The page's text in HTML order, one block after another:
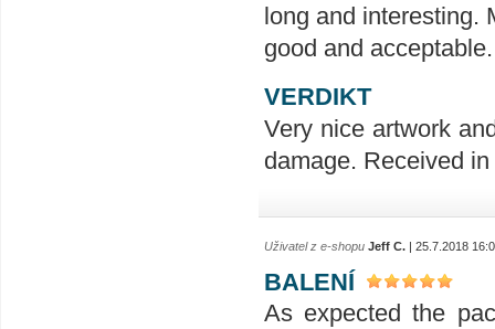
long and interesting.
good and acceptable.
VERDIKT
Very nice artwork
damage. Received
Uživatel z e-shopu Jeff C. | 25.7.2018
BALENÍ
As expected the